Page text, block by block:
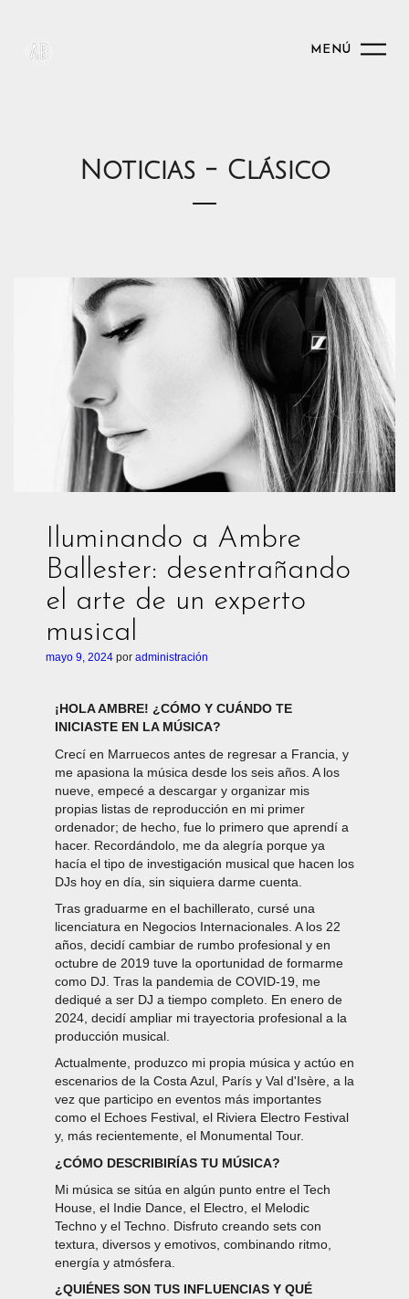
MENÚ
Noticias - Clásico
Iluminando a Ambre
Ballester: desentrañando
el arte de un experto
musical
mayo 9, 2024 por administración
¡HOLA AMBRE! ¿CÓMO Y CUÁNDO TE
INICIASTE EN LA MÚSICA?
Crecí en Marruecos antes de regresar a Francia, y
me apasiona la música desde los seis años. A los
nueve, empecé a descargar y organizar mis
propias listas de reproducción en mi primer
ordenador; de hecho, fue lo primero que aprendí a
hacer. Recordándolo, me da alegría porque ya
hacía el tipo de investigación musical que hacen los
DJs hoy en día, sin siquiera darme cuenta.
Tras graduarme en el bachillerato, cursé una
licenciatura en Negocios Internacionales. A los 22
años, decidí cambiar de rumbo profesional y en
octubre de 2019 tuve la oportunidad de formarme
como DJ. Tras la pandemia de COVID-19, me
dediqué a ser DJ a tiempo completo. En enero de
2024, decidí ampliar mi trayectoria profesional a la
producción musical.
Actualmente, produzco mi propia música y actúo en
escenarios de la Costa Azul, París y Val d'Isère, a la
vez que participo en eventos más importantes
como el Echoes Festival, el Riviera Electro Festival
y, más recientemente, el Monumental Tour.
¿CÓMO DESCRIBIRÍAS TU MÚSICA?
Mi música se sitúa en algún punto entre el Tech
House, el Indie Dance, el Electro, el Melodic
Techno y el Techno. Disfruto creando sets con
textura, diversos y emotivos, combinando ritmo,
energía y atmósfera.
¿QUIÉNES SON TUS INFLUENCIAS Y QUÉ